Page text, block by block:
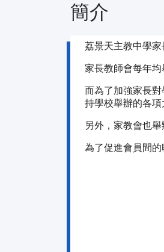
簡介
荔景天主教中學家
家長教師會每年
而為了加強家長
持學校舉辦的各項
另外，家教會也
為了促進會員間的